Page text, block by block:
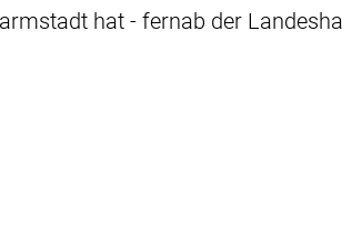
hat - fernab der